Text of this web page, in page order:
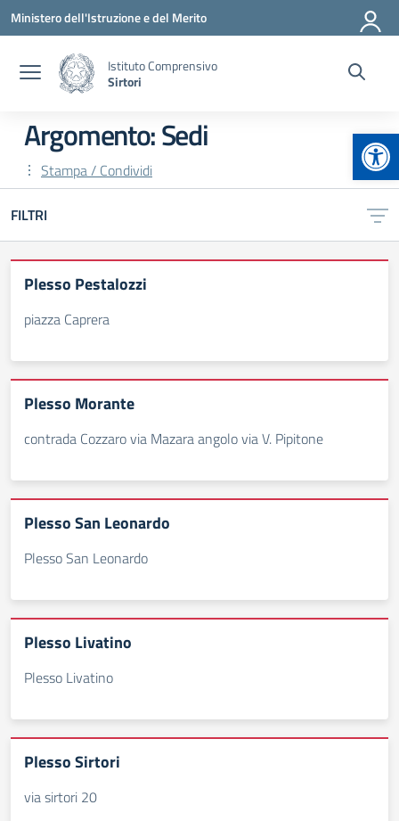
Vai ai contenuti
Vai al menu di navigazione
Vai al footer
Ministero dell'Istruzione e del Merito
Istituto Comprensivo
Sirtori
Argomento: Sedi
Stampa / Condividi
FILTRI
Plesso Pestalozzi
piazza Caprera
Plesso Morante
contrada Cozzaro via Mazara angolo via V. Pipitone
Plesso San Leonardo
Plesso San Leonardo
Plesso Livatino
Plesso Livatino
Plesso Sirtori
via sirtori 20